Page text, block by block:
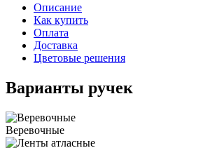
Описание
Как купить
Оплата
Доставка
Цветовые решения
Варианты ручек
Веревочные